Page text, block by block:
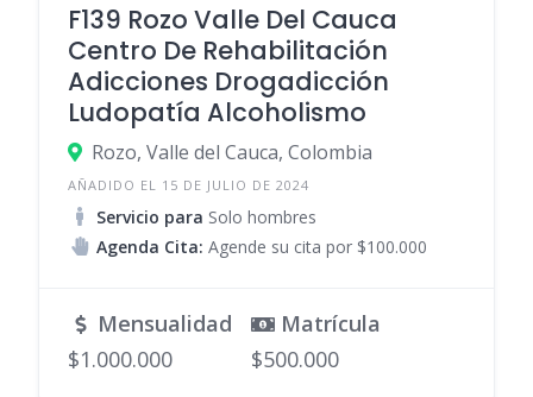
F139 Rozo Valle Del Cauca
Centro De Rehabilitación
Adicciones Drogadicción
Ludopatía Alcoholismo
Rozo, Valle del Cauca, Colombia
AÑADIDO EL 15 DE JULIO DE 2024
Servicio para Solo hombres
Agenda Cita: Agende su cita por $100.000
Mensualidad
$1.000.000
Matrícula
$500.000